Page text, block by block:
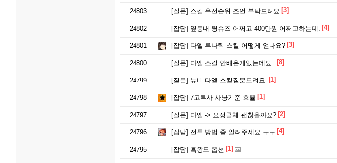
24803 [질문] 스킬 우선순위 조언 부탁드려요 [3]
24802 [잡담] 옆동내 윙슈즈 어쩌고 400만원 어쩌고하는데. [4]
24801 [잡담] 다엘 루나틱 스킬 어떻게 얻나요? [3]
24800 [질문] 다엘 스킬 안배운게있는데요.. [8]
24799 [질문] 뉴비 다엘 스킬질문드려요. [1]
24798 [잡담] 7고투사 사냥기준 효율 [1]
24797 [질문] 다엘 -> 요정클체 괜찮을까요? [2]
24796 [잡담] 전투 방법 좀 알려주세요 ㅠㅠ [4]
24795 [잡담] 흑왕도 옵션 [1]